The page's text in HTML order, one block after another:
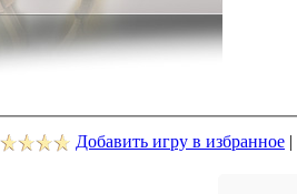
Добавить игру в избранное |